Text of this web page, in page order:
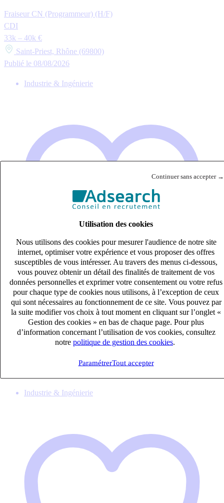
Continuer sans accepter →
Utilisation des cookies
Nous utilisons des cookies pour mesurer l'audience de notre site
internet, optimiser votre expérience et vous proposer des offres
susceptibles de vous intéresser. Au travers des menus ci-dessous,
vous pouvez obtenir un détail des finalités de traitement de vos
données personnelles et exprimer votre consentement ou votre refus
pour chaque type de cookies nous utilisons, à l’exception de ceux
qui sont nécessaires au fonctionnement de ce site. Vous pouvez par
la suite modifier vos choix à tout moment en cliquant sur l’onglet «
Gestion des cookies » en bas de chaque page. Pour plus
d’information concernant l’utilisation de vos cookies, consultez
notre politique de gestion des cookies
ParamétrerTout accepter
Fraiseur CN (Programmeur) (H/F)
CDI
33k – 40k €
Saint-Priest, Rhône (69800)
Publié le 08/08/2026
Industrie & Ingénierie
Fraiseur CN (H/F)
CDI
SAINT-PRIEST, Rhône (69800)
Industrie & Ingénierie